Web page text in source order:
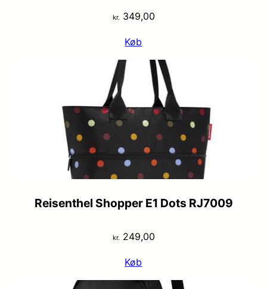
kr. 349,00
Køb
Reisenthel Shopper E1 Dots RJ7009
kr.249,00
Køb